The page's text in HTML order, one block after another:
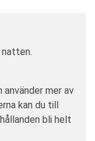
natten.
använder mer av
kan du till
bli helt